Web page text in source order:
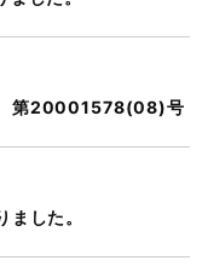
第20001578(08)号
した。